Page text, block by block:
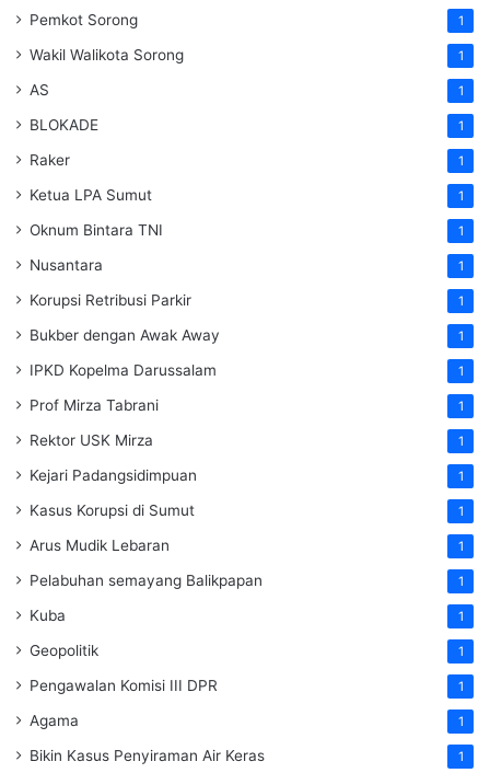
Pemkot Sorong 1
Wakil Walikota Sorong 1
AS 1
BLOKADE 1
Raker 1
Ketua LPA Sumut 1
Oknum Bintara TNI 1
Nusantara 1
Korupsi Retribusi Parkir 1
Bukber dengan Awak Away 1
IPKD Kopelma Darussalam 1
Prof Mirza Tabrani 1
Rektor USK Mirza 1
Kejari Padangsidimpuan 1
Kasus Korupsi di Sumut 1
Arus Mudik Lebaran 1
Pelabuhan semayang Balikpapan 1
Kuba 1
Geopolitik 1
Pengawalan Komisi III DPR 1
Agama 1
Bikin Kasus Penyiraman Air Keras 1